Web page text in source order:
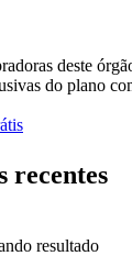
deste
do plano
recentes
resultado